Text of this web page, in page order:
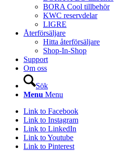
BORA Cool tillbehör
KWC reservdelar
LIGRE
Återförsäljare
Hitta återförsäljare
Shop-In-Shop
Support
Om oss
Sök
Menu Menu
Link to Facebook
Link to Instagram
Link to LinkedIn
Link to Youtube
Link to Pinterest